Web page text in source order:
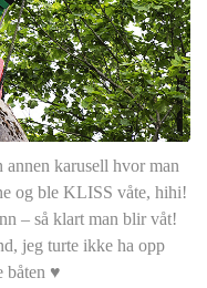
annen karusell hvor man
og ble KLISS våte, hihi!
– så klart man blir våt!
jeg turte ikke ha opp
båten ♥